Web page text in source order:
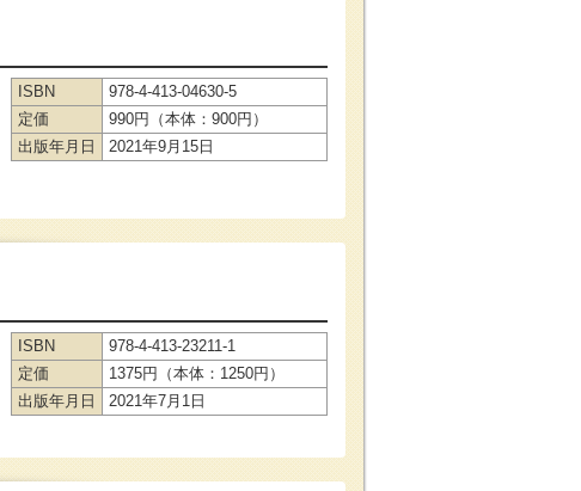
ISBN
978-4-413-04630-5
定価
990円（本体：900円）
出版年月日
2021年9月15日
ISBN
978-4-413-23211-1
定価
1375円（本体：1250円）
出版年月日
2021年7月1日